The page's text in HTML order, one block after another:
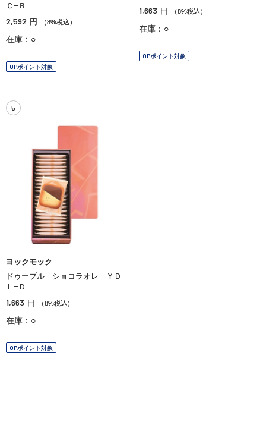
Ｃ−Ｂ
2,592 円 （8%税込）
在庫：○
OPポイント対象
1,663 円 （8%税込）
在庫：○
OPポイント対象
5
ヨックモック
ドゥーブル ショコラオレ ＹＤ
Ｌ−Ｄ
1,663 円 （8%税込）
在庫：○
OPポイント対象